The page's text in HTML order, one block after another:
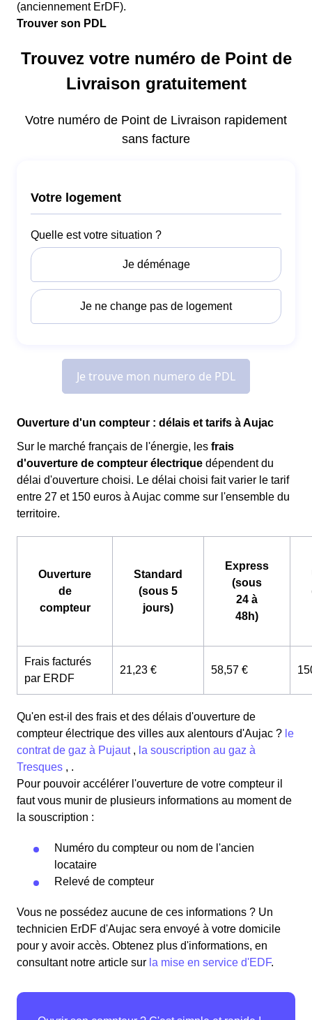
(anciennement ErDF).
Trouver son PDL
Ouverture d'un compteur : délais et tarifs à Aujac
Sur le marché français de l'énergie, les frais
d'ouverture de compteur électrique dépendent du
délai d'ouverture choisi. Le délai choisi fait varier le tarif
entre 27 et 150 euros à Aujac comme sur l'ensemble du
territoire.
Ouverture
de
compteur
Standard
(sous 5
jours)
Express
(sous
24 à
48h)
Frais facturés
par ERDF
21,23 € 58,57 €
Qu'en est-il des frais et des délais d'ouverture de
compteur électrique des villes aux alentours d'Aujac ? le
contrat de gaz à Pujaut , la souscription au gaz à
Tresques , .
Pour pouvoir accélérer l'ouverture de votre compteur il
faut vous munir de plusieurs informations au moment de
la souscription :
Numéro du compteur ou nom de l'ancien
locataire
Relevé de compteur
Vous ne possédez aucune de ces informations ? Un
technicien ErDF d'Aujac sera envoyé à votre domicile
pour y avoir accès. Obtenez plus d'informations, en
consultant notre article sur la mise en service d'EDF.